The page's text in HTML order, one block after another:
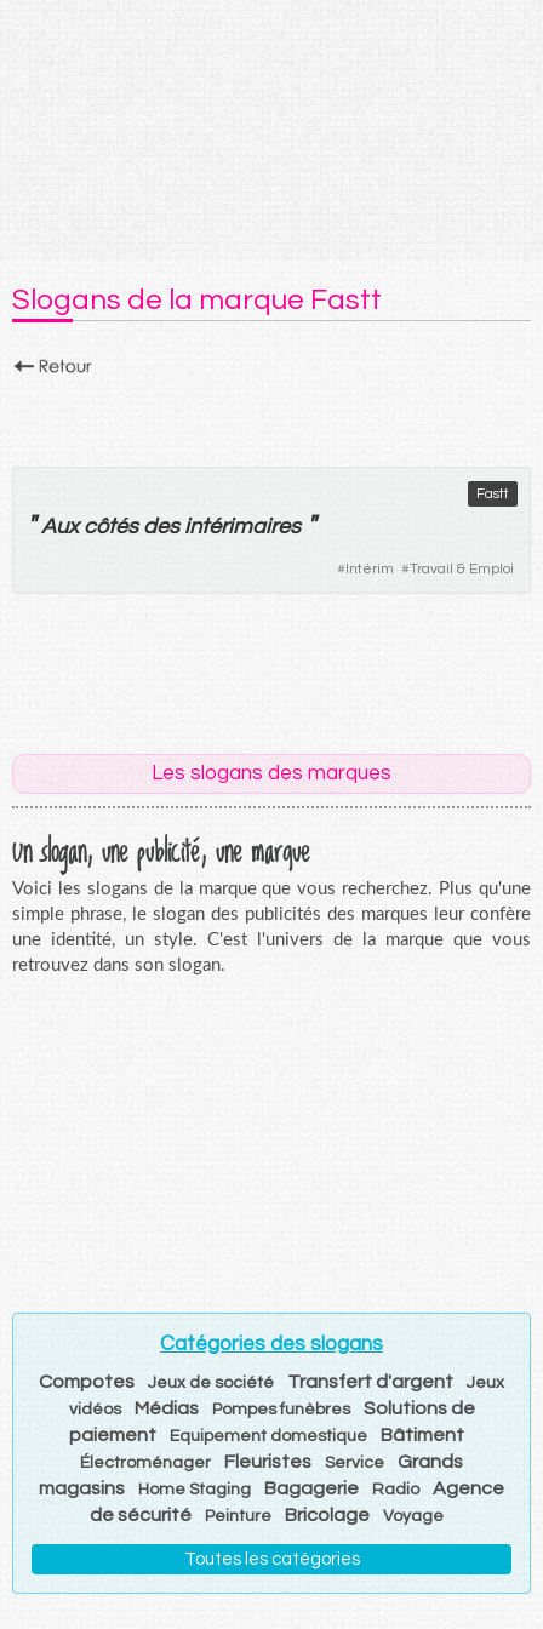
Slogans de la marque Fastt
Fastt
" Aux côtés des intérimaires "
#Intérim #Travail & Emploi
Les slogans des marques
Un slogan, une publicité, une marque
Voici les slogans de la marque que vous recherchez. Plus qu'une
simple phrase, le slogan des publicités des marques leur confère
une identité, un style. C'est l'univers de la marque que vous
retrouvez dans son slogan.
Catégories des slogans
Compotes Jeux de société Transfert d'argent
Jeux
vidéos
Médias Pompes funèbres
Solutions de
paiement
Equipement domestique Bâtiment
Électroménager Fleuristes Service
Grands
magasins
Home Staging Bagagerie Radio
Agence
de sécurité
Peinture Bricolage Voyage
Toutes les catégories